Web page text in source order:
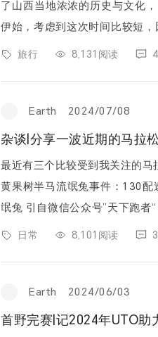
了山西当地浓浓的历史与文化，以及
伊始，考虑到这次时间比较短
n）州、朔州和大同这四个城市，
旅行 8,131阅读
Earth 2024/07/08
杂谈|分享一波近期的马拉
最近有三个比较受到我关注的马
黄果树半马流氓兔事件：130
氓兔 引自微信公众号”天下跑者“，原文链接：130配速员122完赛，黄果树半
程马拉松惊现超级流氓兔[微信公
日常 8,101阅读
Earth 2024/06/03
首野完赛|记2024年UTO助